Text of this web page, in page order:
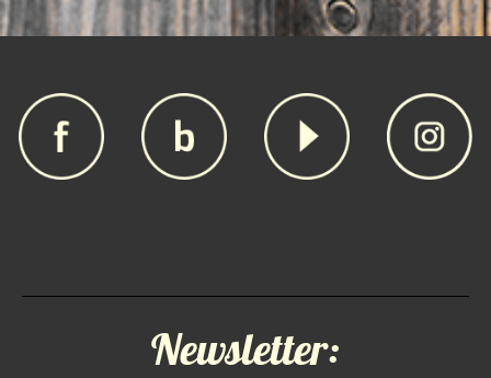
Newsletter: